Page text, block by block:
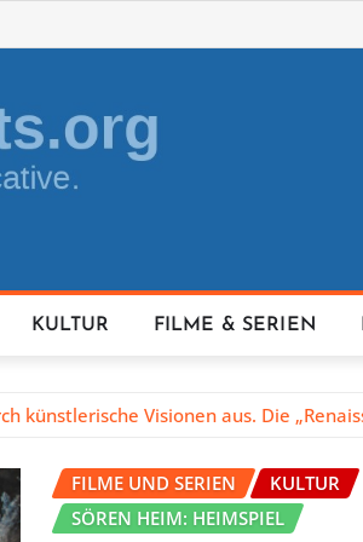
KULTUR FILME & SERIEN
künstlerische Visionen aus. Die
FILME UND SERIEN
KULTUR
SÖREN HEIM: HEIMSPIEL